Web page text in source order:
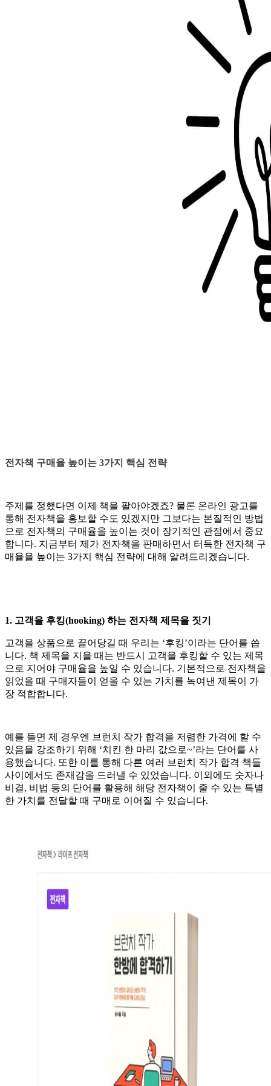
전자책 구매율 높이는 3가지 핵심 전략
주제를 정했다면 이제 책을 팔아야겠죠? 물론 온라인 광고를
통해 전자책을 홍보할 수도 있겠지만 그보다는 본질적인 방법
으로 전자책의 구매율을 높이는 것이 장기적인 관점에서 중요
합니다. 지금부터 제가 전자책을 판매하면서 터득한 전자책 구
매율을 높이는 3가지 핵심 전략에 대해 알려드리겠습니다.
1. 고객을 후킹(hooking) 하는 전자책 제목을 짓기
고객을 상품으로 끌어당길 때 우리는 ‘후킹’이라는 단어를 씁
니다. 책 제목을 지을 때는 반드시 고객을 후킹할 수 있는 제목
으로 지어야 구매율을 높일 수 있습니다. 기본적으로 전자책을
읽었을 때 구매자들이 얻을 수 있는 가치를 녹여낸 제목이 가
장 적합합니다.
예를 들면 제 경우엔 브런치 작가 합격을 저렴한 가격에 할 수
있음을 강조하기 위해 ‘치킨 한 마리 값으로~’라는 단어를 사
용했습니다. 또한 이를 통해 다른 여러 브런치 작가 합격 책들
사이에서도 존재감을 드러낼 수 있었습니다. 이외에도 숫자나
비결, 비법 등의 단어를 활용해 해당 전자책이 줄 수 있는 특별
한 가치를 전달할 때 구매로 이어질 수 있습니다.